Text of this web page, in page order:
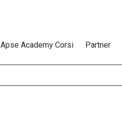
Apse Academy Corsi Partner